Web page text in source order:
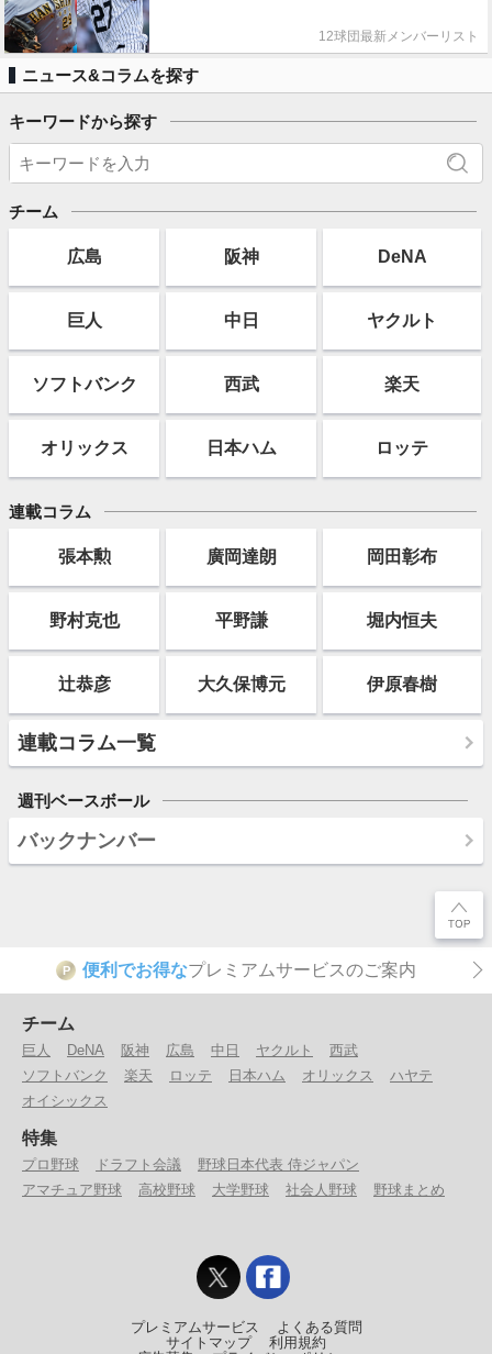
12球団最新メンバーリスト
ニュース&コラムを探す
キーワードから探す
チーム
広島 阪神 DeNA
巨人 中日 ヤクルト
ソフトバンク 西武 楽天
オリックス 日本ハム ロッテ
連載コラム
張本勲 廣岡達朗 岡田彰布
野村克也 平野謙 堀内恒夫
辻恭彦 大久保博元 伊原春樹
連載コラム一覧
週刊ベースボール
バックナンバー
P 便利でお得なプレミアムサービスのご案内
チーム
巨人 DeNA 阪神 広島 中日 ヤクルト
西武
ソフトバンク
楽天 ロッテ 日本ハム オリックス
ハヤテ
オイシックス
特集
プロ野球 ドラフト会議
野球日本代表 侍ジャパン
アマチュア野球
高校野球 大学野球 社会人野球 野球まとめ
プレミアムサービス
よくある質問
サイトマップ
利用規約